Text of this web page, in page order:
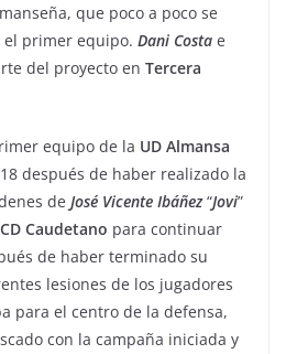
que poco a poco se
el primer equipo. Dani Costa e
del proyecto en Tercera
equipo de la UD Almansa
después de haber realizado la
de José Vicente Ibáñez“Jovi”
CD Caudetano para continuar
de haber terminado su
lesiones de los jugadores
para el centro de la defensa,
con la campaña iniciada y